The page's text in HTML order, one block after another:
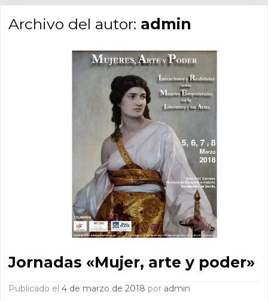
Archivo del autor: admin
Jornadas «Mujer, arte y poder»
Publicado el4 de marzo de 2018 por admin